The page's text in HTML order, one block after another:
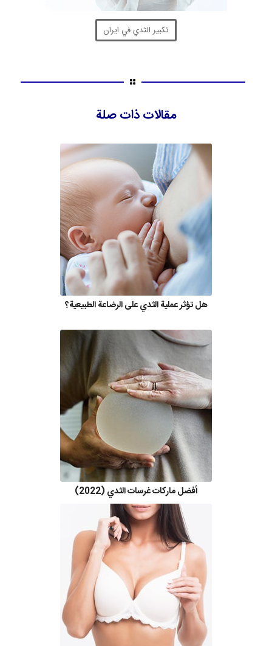
تكبير الثدي في ايران
مقالات ذات صلة
هل تؤثر عملية الثدي على الرضاعة الطبيعية؟
أفضل ماركات غرسات الثدي (2022)